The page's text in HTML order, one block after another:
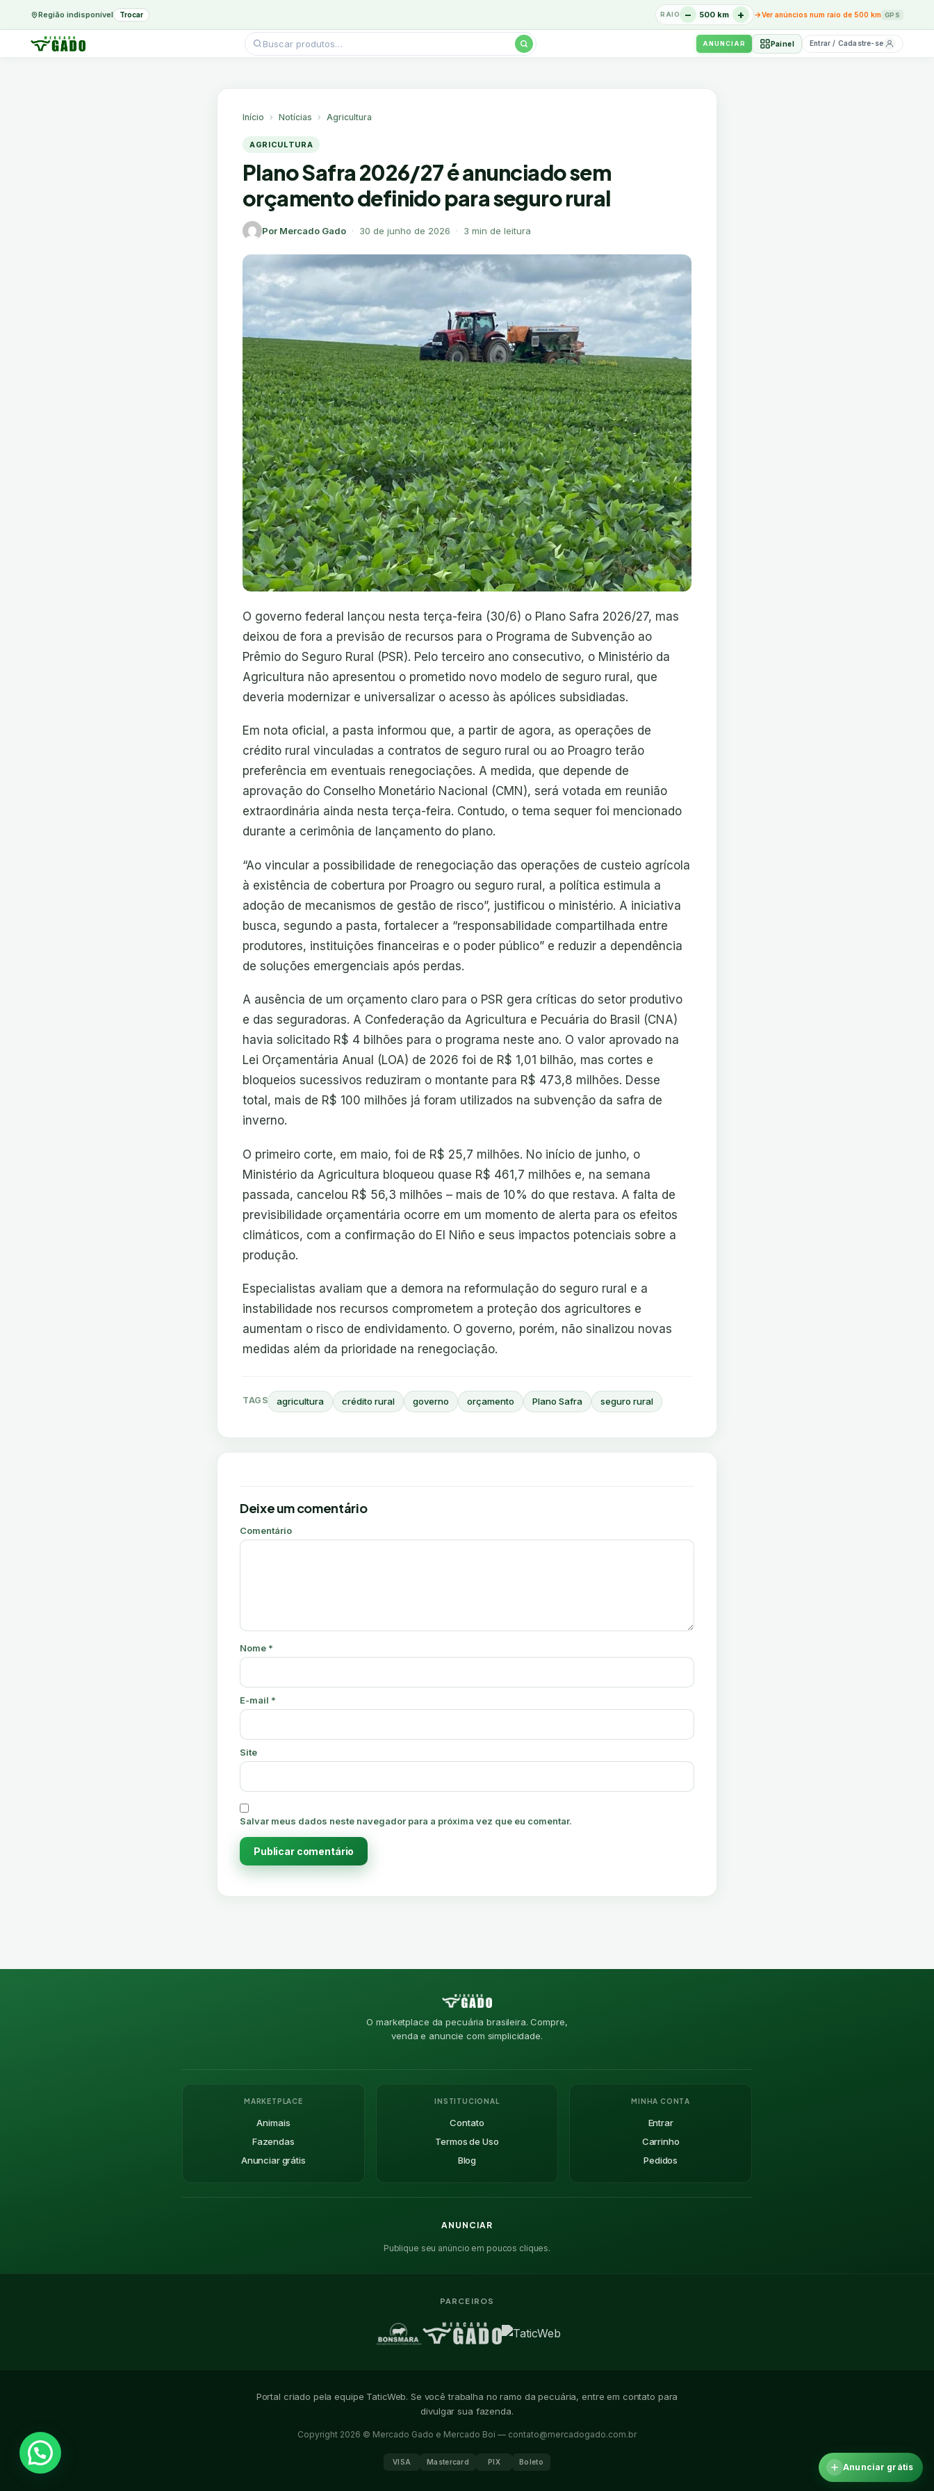
Região indisponível Trocar RAIO − 500 km + →Ver anúncios num raio de 500 km GPS
Pesquisar
produtos
ANUNCIAR Painel Entrar / Cadastre-se
Início Notícias Agricultura
AGRICULTURA
Plano Safra 2026/27 é anunciado sem
orçamento definido para seguro rural
Por Mercado Gado · 30 de junho de 2026 · 3 min de leitura
O governo federal lançou nesta terça-feira (30/6) o Plano Safra 2026/27, mas
deixou de fora a previsão de recursos para o Programa de Subvenção ao
Prêmio do Seguro Rural (PSR). Pelo terceiro ano consecutivo, o Ministério da
Agricultura não apresentou o prometido novo modelo de seguro rural, que
deveria modernizar e universalizar o acesso às apólices subsidiadas.
Em nota oficial, a pasta informou que, a partir de agora, as operações de
crédito rural vinculadas a contratos de seguro rural ou ao Proagro terão
preferência em eventuais renegociações. A medida, que depende de
aprovação do Conselho Monetário Nacional (CMN), será votada em reunião
extraordinária ainda nesta terça-feira. Contudo, o tema sequer foi mencionado
durante a cerimônia de lançamento do plano.
“Ao vincular a possibilidade de renegociação das operações de custeio agrícola
à existência de cobertura por Proagro ou seguro rural, a política estimula a
adoção de mecanismos de gestão de risco”, justificou o ministério. A iniciativa
busca, segundo a pasta, fortalecer a “responsabilidade compartilhada entre
produtores, instituições financeiras e o poder público” e reduzir a dependência
de soluções emergenciais após perdas.
A ausência de um orçamento claro para o PSR gera críticas do setor produtivo
e das seguradoras. A Confederação da Agricultura e Pecuária do Brasil (CNA)
havia solicitado R$ 4 bilhões para o programa neste ano. O valor aprovado na
Lei Orçamentária Anual (LOA) de 2026 foi de R$ 1,01 bilhão, mas cortes e
bloqueios sucessivos reduziram o montante para R$ 473,8 milhões. Desse
total, mais de R$ 100 milhões já foram utilizados na subvenção da safra de
inverno.
O primeiro corte, em maio, foi de R$ 25,7 milhões. No início de junho, o
Ministério da Agricultura bloqueou quase R$ 461,7 milhões e, na semana
passada, cancelou R$ 56,3 milhões – mais de 10% do que restava. A falta de
previsibilidade orçamentária ocorre em um momento de alerta para os efeitos
climáticos, com a confirmação do El Niño e seus impactos potenciais sobre a
produção.
Especialistas avaliam que a demora na reformulação do seguro rural e a
instabilidade nos recursos comprometem a proteção dos agricultores e
aumentam o risco de endividamento. O governo, porém, não sinalizou novas
medidas além da prioridade na renegociação.
TAGS agricultura crédito rural governo orçamento Plano Safra seguro rural
Deixe um comentário
Comentário
Nome *
E-mail *
Site
Salvar meus dados neste navegador para a próxima vez que eu comentar.
O marketplace da pecuária brasileira. Compre,
venda e anuncie com simplicidade.
MARKETPLACE
Animais
Fazendas
Anunciar grátis
INSTITUCIONAL
Contato
Termos de Uso
Blog
MINHA CONTA
Entrar
Carrinho
Pedidos
ANUNCIAR
Publique seu anúncio em poucos cliques.
PARCEIROS
Portal criado pela equipe TaticWeb. Se você trabalha no ramo da pecuária, entre em contato para
divulgar sua fazenda.
Copyright 2026 © Mercado Gado e Mercado Boi — contato@mercadogado.com.br
VISA Mastercard PIX Boleto Anunciar grátis